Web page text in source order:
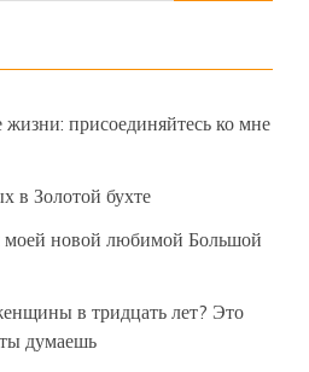
присоединяйтесь ко мне
в Золотой бухте
новой любимой Большой
в тридцать лет? Это
думаешь